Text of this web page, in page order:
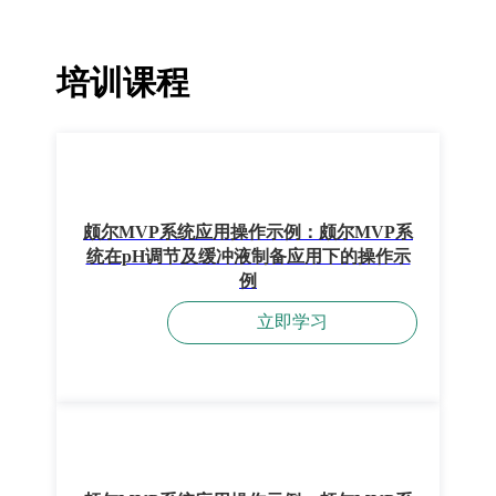
培训课程
颇尔MVP系统应用操作示例：颇尔MVP系
统在pH调节及缓冲液制备应用下的操作示
例
立即学习